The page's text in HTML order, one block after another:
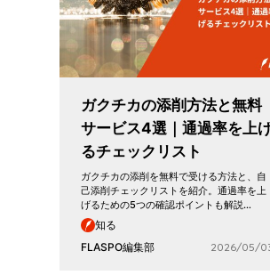
ガクチカの添削方法と無料
サービス4選｜通過率を上
るチェックリスト
ガクチカの添削を無料で受ける方法と、自
己添削チェックリストを紹介。通過率を上
げるための5つの確認ポイントも解説…
知る
FLASPO編集部
2026/05/